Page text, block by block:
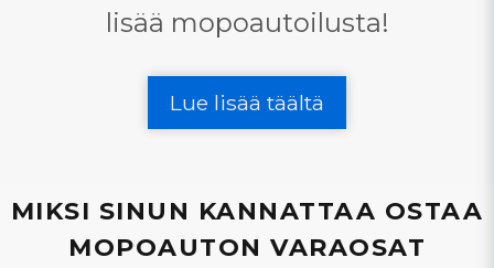
lisää mopoautoilusta!
Lue lisää täältä
MIKSI SINUN KANNATTAA OSTAA
MOPOAUTON VARAOSAT